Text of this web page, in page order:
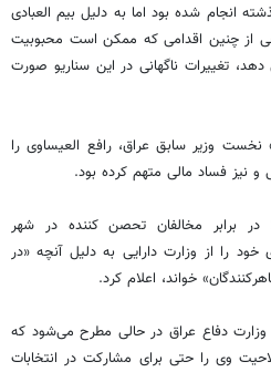
انجام شده بود اما به دلیل بیم العبادی
از چنین اقدامی که ممکن است محبوبیت
تغییرات ناگهانی در این سناریو صورت
نخست وزیر سابق عراق، رافع العیساوی را
نیز فساد مالی متهم کرده بود.
رافع العیساوی اوایل مارس 2013 در برابر مخالفان تحصن کننده در شهر
خود را از وزارت دارایی به دلیل آنچه «در
خواند، اعلام کرد.
دفاع عراق در حالی مطرح می‌شود که
وی را حتی برای مشارکت در انتخابات